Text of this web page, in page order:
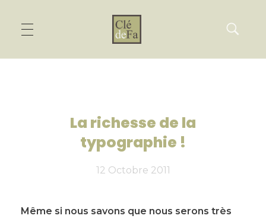
La richesse de la
typographie !
12 Octobre 2011
Même si nous savons que nous serons très